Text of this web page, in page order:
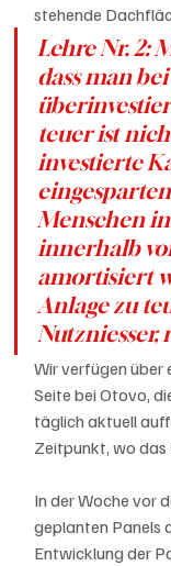
stehende
Lehre Nr. 2:
dass man
teuer ist
investierte
Menschen
innerhalb
amortisiert
Anlage zu
Nutzniesser,
Wir verfügen
Seite bei Otovo,
täglich aktuell
Zeitpunkt, wo
In der Woche vor
geplanten Panels
Entwicklung der